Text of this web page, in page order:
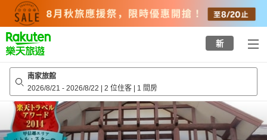
top
page
新
南家旅館
2026/8/21 - 2026/8/22 | 2 位住客 | 1 間房